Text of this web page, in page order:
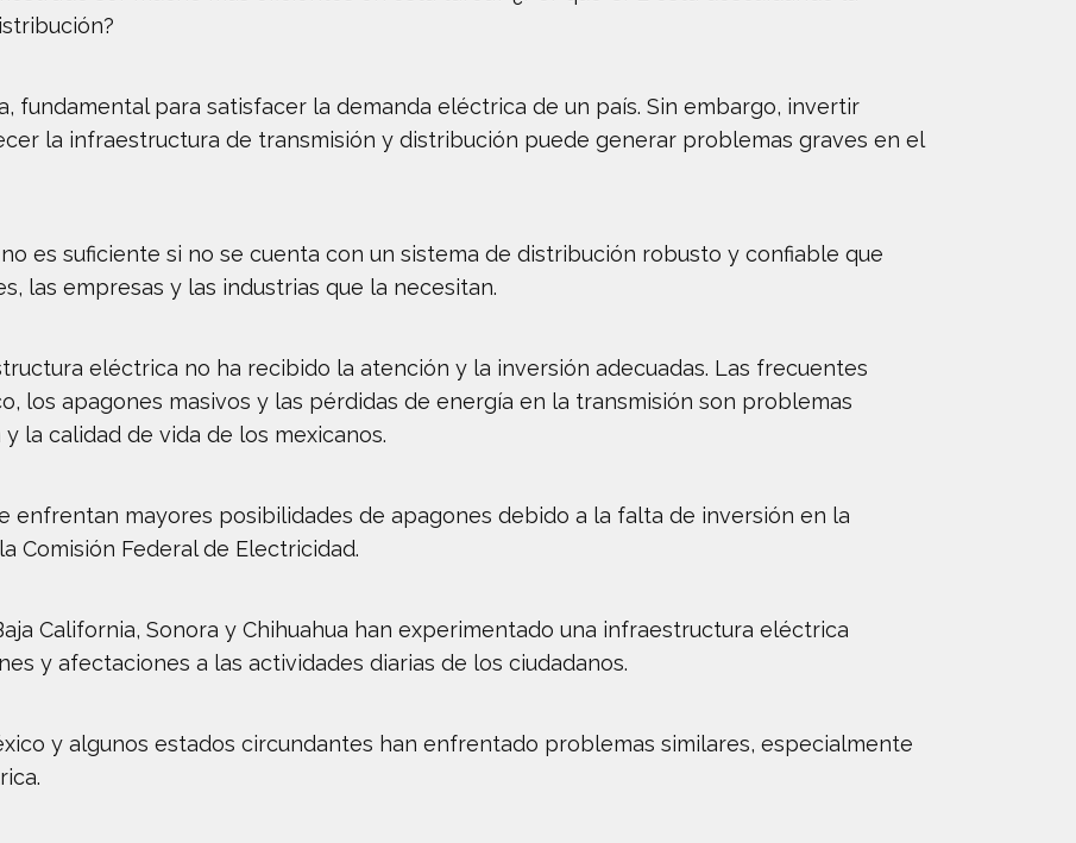
fundamental para satisfacer la demanda eléctrica de un país. Sin embargo, invertir
la infraestructura de transmisión y distribución puede generar problemas graves en el
es suficiente si no se cuenta con un sistema de distribución robusto y confiable que
las empresas y las industrias que la necesitan.
eléctrica no ha recibido la atención y la inversión adecuadas. Las frecuentes
los apagones masivos y las pérdidas de energía en la transmisión son problemas
la calidad de vida de los mexicanos.
enfrentan mayores posibilidades de apagones debido a la falta de inversión en la
Comisión Federal de Electricidad.
California, Sonora y Chihuahua han experimentado una infraestructura eléctrica
y afectaciones a las actividades diarias de los ciudadanos.
y algunos estados circundantes han enfrentado problemas similares, especialmente